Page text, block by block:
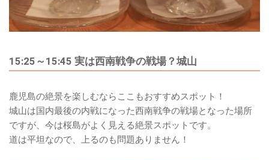
15:25～15:45 実は西南戦争の戦場？城山
鹿児島の絶景を楽しむならここもおすすめスポット！
城山は国内最後の内戦になった西南戦争の戦場となった場所
ですが、今は桜島がよく見える絶景スポットです。
道は平坦なので、上るのも問題ありません！